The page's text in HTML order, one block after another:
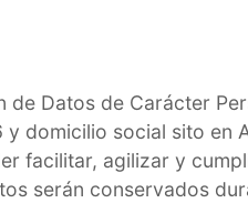
Datos de Carácter
social sito en
facilitar, agilizar y
serán conservados